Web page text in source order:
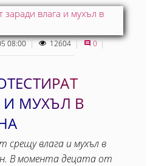
08:00 12604 0
И МУХЪЛ В
влага и мухъл в
В момента децата от